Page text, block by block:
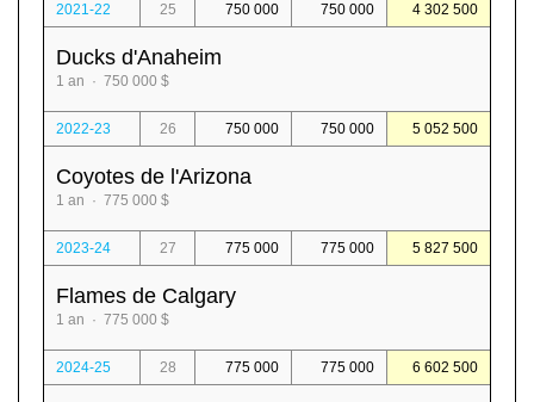
2021-22 25 750 000 750 000 4 302 500
Ducks d'Anaheim
1 an · 750 000 $
2022-23 26 750 000 750 000 5 052 500
Coyotes de l'Arizona
1 an · 775 000 $
2023-24 27 775 000 775 000 5 827 500
Flames de Calgary
1 an · 775 000 $
2024-25 28 775 000 775 000 6 602 500